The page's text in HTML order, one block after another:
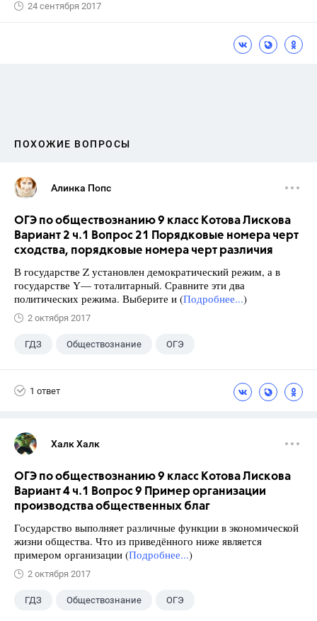
24 сентября 2017
ПОХОЖИЕ ВОПРОСЫ
Алинка Попс
ОГЭ по обществознанию 9 класс Котова Лискова
Вариант 2 ч.1 Вопрос 21 Порядковые номера черт
сходства, порядковые номера черт различия
В государстве Z установлен демократический режим, а в
государстве Y— тоталитарный. Сравните эти два
политических режима. Выберите и (Подробнее...)
2 октября 2017
ГДЗ Обществознание ОГЭ
1 ответ
Халк Халк
ОГЭ по обществознанию 9 класс Котова Лискова
Вариант 4 ч.1 Вопрос 9 Пример организации
производства общественных благ
Государство выполняет различные функции в экономической
жизни общества. Что из приведённого ниже является
примером организации (Подробнее...)
2 октября 2017
ГДЗ Обществознание ОГЭ